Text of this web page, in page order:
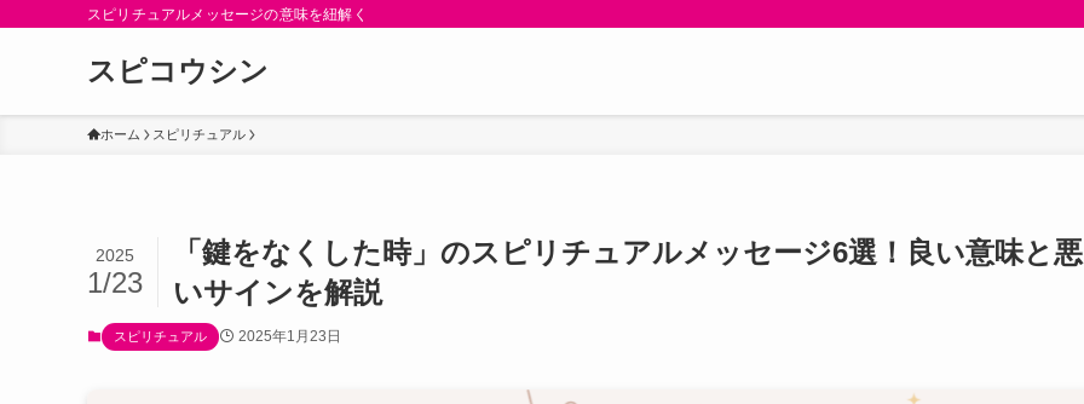
スピリチュアルメッセージの意味を紐解く
スピコウシン
ホーム スピリチュアル
「鍵をなくした時」のスピリチュアルメッセージ6選！良い意味と悪
いサインを解説
2025
1/23
スピリチュアル 2025年1月23日